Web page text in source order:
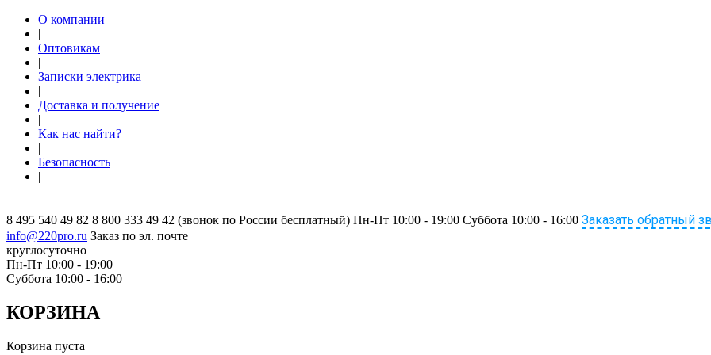
О компании
|
Оптовикам
|
Записки электрика
|
Доставка и получение
|
Как нас найти?
|
Безопасность
|
8 495 540 49 82 8 800 333 49 42 (звонок по России бесплатный) Пн-Пт 10:00 - 19:00 Суббота 10:00 - 16:00 Заказать обратный
info@220pro.ru Заказ по эл. почте
круглосуточно
Пн-Пт 10:00 - 19:00
Суббота 10:00 - 16:00
КОРЗИНА
Корзина пуста